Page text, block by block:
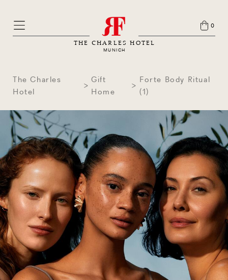
THE CHARLES HOTEL
MUNICH
0
The Charles
Hotel
Gift
Home
Forte Body Ritual
(1)